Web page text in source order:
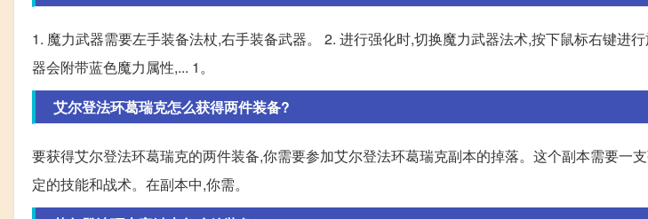
1. 魔力武器需要左手装备法杖,右手装备武器。 2. 进行强化时,切换魔力武器法术,按下鼠标右键进
器会附带蓝色魔力属性,... 1。
艾尔登法环葛瑞克怎么获得两件装备?
要获得艾尔登法环葛瑞克的两件装备,你需要参加艾尔登法环葛瑞克副本的掉落。这个副本需要一
定的技能和战术。在副本中,你需。